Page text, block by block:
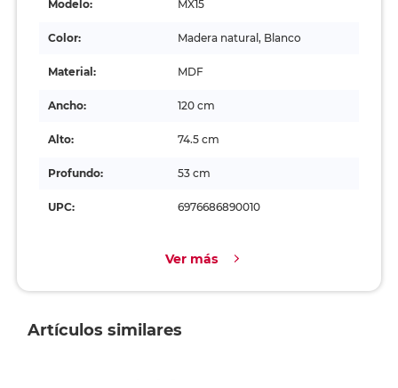
Modelo: MX15
Color: Madera natural, Blanco
Material: MDF
Ancho: 120 cm
Alto: 74.5 cm
Profundo: 53 cm
UPC: 6976686890010
Ver más
Artículos similares